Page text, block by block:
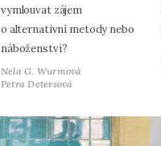
vymlouvat zájem
o alternativní metody nebo
náboženství?
Nela G. Wurmová
Petra Detersová